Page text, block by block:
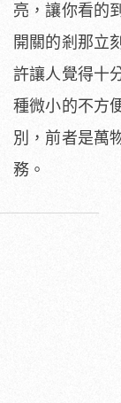
亮，讓你看的
開關的剎那立
許讓人覺得十
種微小的不方
別，前者是萬
務。